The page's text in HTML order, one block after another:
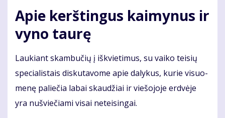
Apie kerš­tin­gus kai­my­nus ir
vy­no tau­rę
Lau­kiant skam­bu­čių į iš­kvie­ti­mus, su vai­ko tei­sių
spe­cia­lis­tais dis­ku­ta­vo­me apie da­ly­kus, ku­rie vi­suo­
me­nę pa­lie­čia la­bai skau­džiai ir vie­šo­jo­je erd­vė­je
yra nu­švie­čia­mi vi­sai ne­tei­sin­gai.